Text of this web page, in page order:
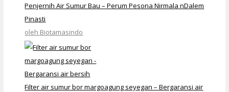
Penjernih Air Sumur Bau – Perum Pesona Nirmala nDalem
Pinasti
oleh Biotamasindo
Filter air sumur bor margoagung seyegan – Bergaransi air